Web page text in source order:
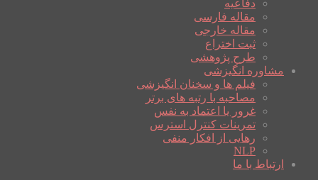
دفاعیه
مقاله فارسی
مقاله خارجی
ثبت اختراع
طرح پژوهشی
مشاوره انگیزشی
فیلم ها و سخنان انگیزشی
مصاحبه با رتبه های برتر
غرور یا اعتماد به نفس
تمرینات کنترل استرس
رهایی از افکار منفی
NLP
ارتباط با ما